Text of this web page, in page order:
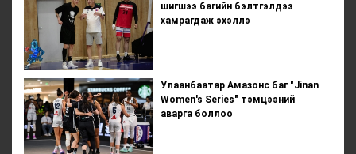
шигшээ багийн бэлтгэлдээ
хамрагдаж эхэллэ
Улаанбаатар Амазонс баг "Jinan
Women's Series" тэмцээний
аварга боллоо